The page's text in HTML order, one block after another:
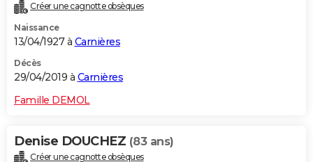
Créer une cagnotte obsèques
Naissance
13/04/1927 à Carnières
Décès
29/04/2019 à Carnières
Famille DEMOL
Denise DOUCHEZ (83 ans)
Créer une cagnotte obsèques